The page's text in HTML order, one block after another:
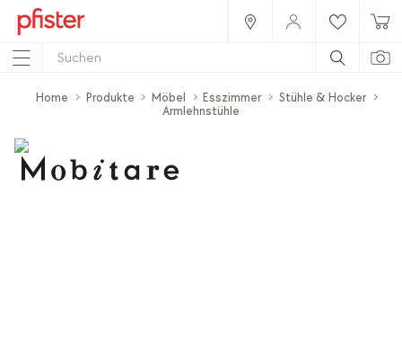
Home Produkte Möbel Esszimmer
Stühle & Hocker
Armlehnstühle